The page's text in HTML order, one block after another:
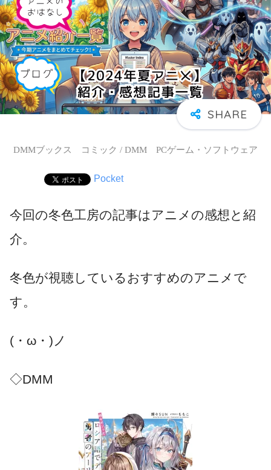
DMMブックス コミック / DMM PCゲーム・ソフトウェア
Pocket
今回の冬色工房の記事はアニメの感想と紹
介。
冬色が視聴しているおすすめのアニメで
す。
(・ω・)ノ
◇DMM